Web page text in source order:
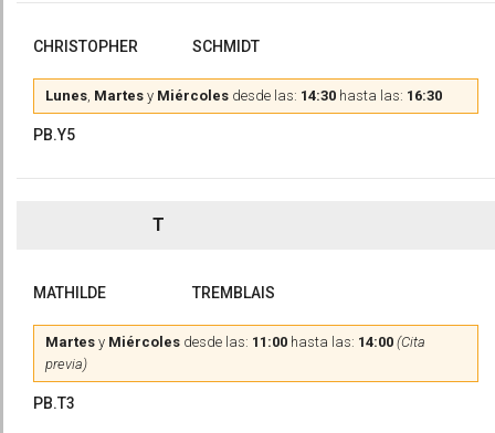
CHRISTOPHER SCHMIDT
Lunes, Martes y Miércoles desde las: 14:30 hasta las: 16:30
PB.Y5
T
MATHILDE TREMBLAIS
Martes y Miércoles desde las: 11:00 hasta las: 14:00 (Cita
previa)
PB.T3